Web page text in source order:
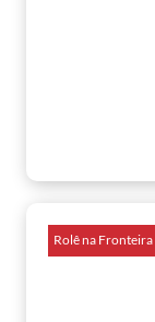
Rolê na Fronteira